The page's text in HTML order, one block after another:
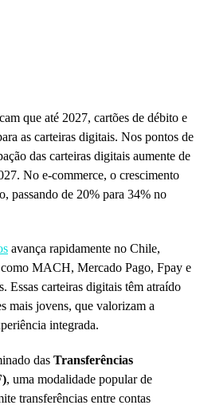
que até 2027, cartões de débito e
as carteiras digitais. Nos pontos de
das carteiras digitais aumente de
No e-commerce, o crescimento
passando de 20% para 34% no
avança rapidamente no Chile,
MACH, Mercado Pago, Fpay e
Essas carteiras digitais têm atraído
mais jovens, que valorizam a
integrada.
das Transferências
, uma modalidade popular de
transferências entre contas